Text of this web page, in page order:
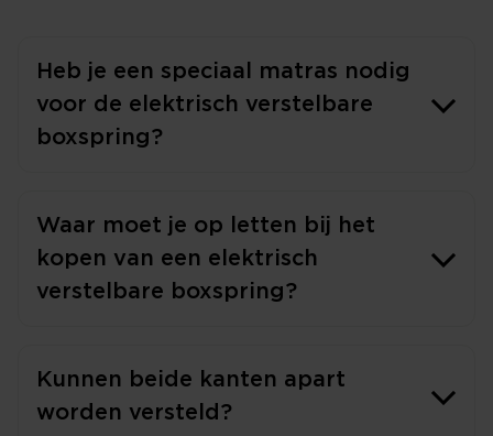
Heb je een speciaal matras nodig
voor de elektrisch verstelbare
boxspring?
Waar moet je op letten bij het
kopen van een elektrisch
verstelbare boxspring?
Kunnen beide kanten apart
worden versteld?